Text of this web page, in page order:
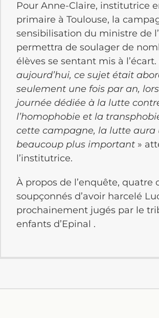
Pour Anne-Claire, institutrice
primaire à Toulouse, la
sensibilisation du ministre de
permettra de soulager de
élèves se sentant mis à
aujourd’hui, ce sujet était
seulement une fois par an,
journée dédiée à la lutte
l’homophobie et la
cette campagne, la lutte
beaucoup plus important »
l’institutrice.
À propos de l’enquête, quatre
soupçonnés d’avoir harcelé
prochainement jugés par le
enfants d’Epinal .